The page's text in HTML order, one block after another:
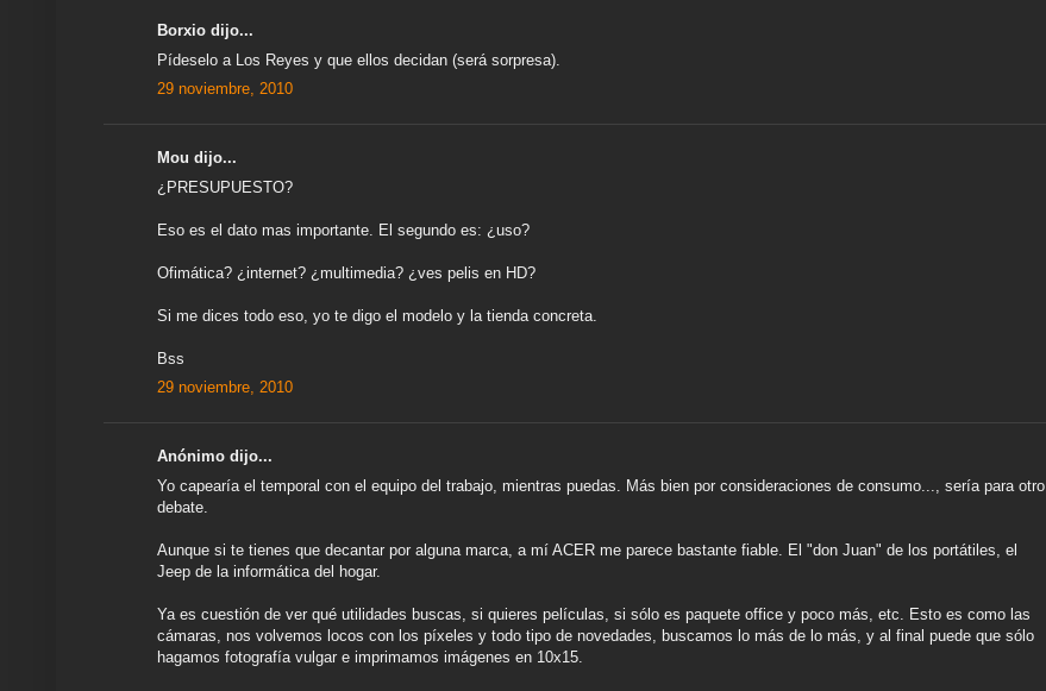
Borxio dijo...
Pídeselo a Los Reyes y que ellos decidan (será sorpresa).
29 noviembre, 2010
Mou dijo...
¿PRESUPUESTO?
Eso es el dato mas importante. El segundo es: ¿uso?
Ofimática? ¿internet? ¿multimedia? ¿ves pelis en HD?
Si me dices todo eso, yo te digo el modelo y la tienda concreta.
Bss
29 noviembre, 2010
Anónimo dijo...
Yo capearía el temporal con el equipo del trabajo, mientras puedas. Más bien por consideraciones de consumo..., sería para otro
debate.
Aunque si te tienes que decantar por alguna marca, a mí ACER me parece bastante fiable. El "don Juan" de los portátiles, el
Jeep de la informática del hogar.
Ya es cuestión de ver qué utilidades buscas, si quieres películas, si sólo es paquete office y poco más, etc. Esto es como las
cámaras, nos volvemos locos con los píxeles y todo tipo de novedades, buscamos lo más de lo más, y al final puede que sólo
hagamos fotografía vulgar e imprimamos imágenes en 10x15.